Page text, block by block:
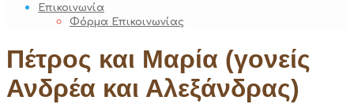
Επικοινωνία
Φόρμα Επικοινωνίας
Πέτρος και Μαρία (γονείς
Ανδρέα και Αλεξάνδρας)